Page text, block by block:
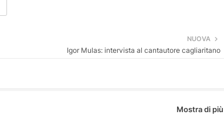
NUOVA
Igor Mulas: intervista al cantautore cagliaritano
Mostra di più